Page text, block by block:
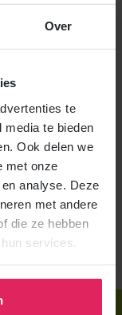
Over
te
te bieden
Ook delen we
met onze
analyse. Deze
met andere
die ze hebben
services.
als
ben
genoeg